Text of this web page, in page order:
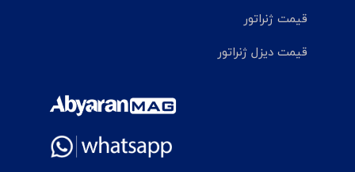
قیمت ژنراتور
قیمت دیزل ژنراتور